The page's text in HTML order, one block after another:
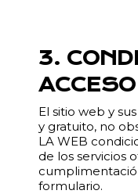
3.
El sitio web y
y gratuito, no
LA WEB
de los servicios
formulario.